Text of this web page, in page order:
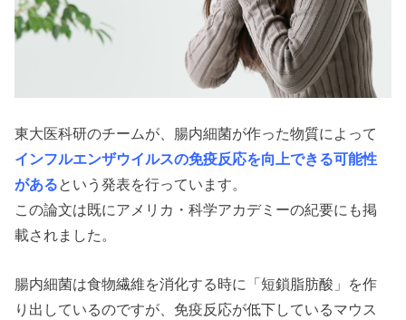
東大医科研のチームが、腸内細菌が作った物質によって
インフルエンザウイルスの免疫反応を向上できる可能性
があるという発表を行っています。
この論文は既にアメリカ・科学アカデミーの紀要にも掲
載されました。
腸内細菌は食物繊維を消化する時に「短鎖脂肪酸」を作
り出しているのですが、免疫反応が低下しているマウス